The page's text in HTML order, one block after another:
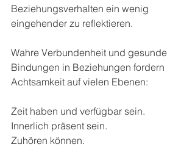
Beziehungsverhalten ein wenig
eingehender zu reflektieren.
Wahre Verbundenheit und gesunde
Bindungen in Beziehungen fordern
Achtsamkeit auf vielen Ebenen:
Zeit haben und verfügbar sein.
Innerlich präsent sein.
Zuhören können.